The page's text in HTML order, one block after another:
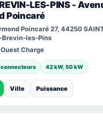
LES-PINS -
Poincaré
Poincaré 27, 44250
Brevin-les-Pins
Ouest Charge
connecteurs 42 kW, 50 kW
Ville Puissance